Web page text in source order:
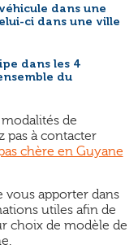
dans une
ci dans une ville
dans les 4
du
de
pas à contacter
chère en Guyane
vous apporter dans
utiles afin de
choix de modèle de